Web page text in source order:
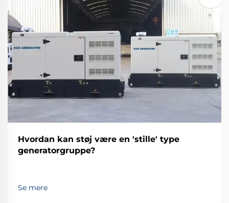
Hvordan kan støj være en 'stille' type
generatorgruppe?
Se mere